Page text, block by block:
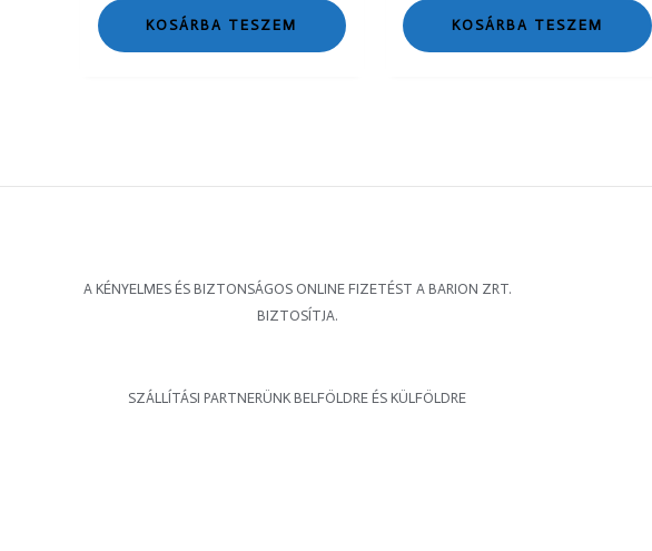
KOSÁRBA TESZEM KOSÁRBA TESZEM
A KÉNYELMES ÉS BIZTONSÁGOS ONLINE FIZETÉST A BARION ZRT.
BIZTOSÍTJA.
SZÁLLÍTÁSI PARTNERÜNK BELFÖLDRE ÉS KÜLFÖLDRE